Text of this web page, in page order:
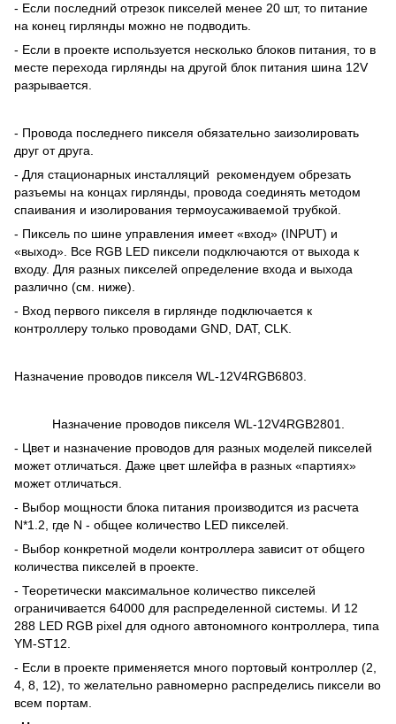
- Если последний отрезок пикселей менее 20 шт, то питание
на конец гирлянды можно не подводить.
- Если в проекте используется несколько блоков питания, то в
месте перехода гирлянды на другой блок питания шина 12V
разрывается.
- Провода последнего пикселя обязательно заизолировать
друг от друга.
- Для стационарных инсталляций рекомендуем обрезать
разъемы на концах гирлянды, провода соединять методом
спаивания и изолирования термоусаживаемой трубкой.
- Пиксель по шине управления имеет «вход» (INPUT) и
«выход». Все RGB LED пиксели подключаются от выхода к
входу. Для разных пикселей определение входа и выхода
различно (см. ниже).
- Вход первого пикселя в гирлянде подключается к
контроллеру только проводами GND, DAT, CLK.
Назначение проводов пикселя WL-12V4RGB6803.
Назначение проводов пикселя WL-12V4RGB2801.
- Цвет и назначение проводов для разных моделей пикселей
может отличаться. Даже цвет шлейфа в разных «партиях»
может отличаться.
- Выбор мощности блока питания производится из расчета
N*1.2, где N - общее количество LED пикселей.
- Выбор конкретной модели контроллера зависит от общего
количества пикселей в проекте.
- Теоретически максимальное количество пикселей
ограничивается 64000 для распределенной системы. И 12
288 LED RGB pixel для одного автономного контроллера, типа
YM-ST12.
- Если в проекте применяется много портовый контроллер (2,
4, 8, 12), то желательно равномерно распределись пиксели во
всем портам.